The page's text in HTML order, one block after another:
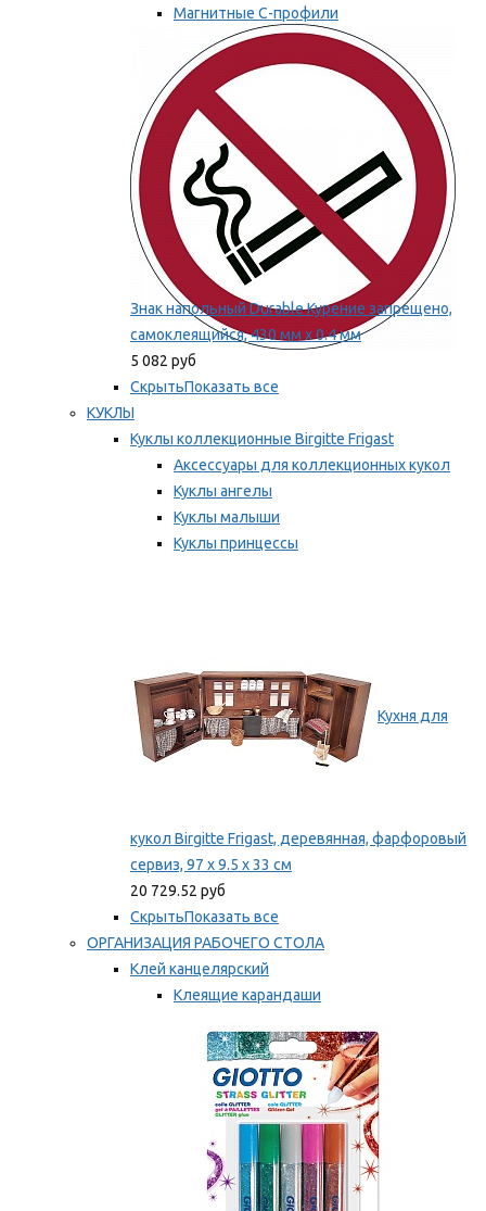
Магнитные С-профили
Напольная маркировка
Мы рекомендуем
Знак напольный Durable Курение запрещено,
самоклеящийся, 430 мм х 0.4 мм
5 082 руб
СкрытьПоказать все
КУКЛЫ
Куклы коллекционные Birgitte Frigast
Аксессуары для коллекционных кукол
Куклы ангелы
Куклы малыши
Куклы принцессы
Кухня для
кукол Birgitte Frigast, деревянная, фарфоровый
сервиз, 97 x 9.5 x 33 см
20 729.52 руб
СкрытьПоказать все
ОРГАНИЗАЦИЯ РАБОЧЕГО СТОЛА
Клей канцелярский
Клеящие карандаши
Мы рекомендуем